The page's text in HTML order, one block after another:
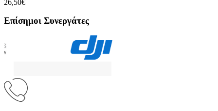
26,50€
Επίσημοι Συνεργάτες